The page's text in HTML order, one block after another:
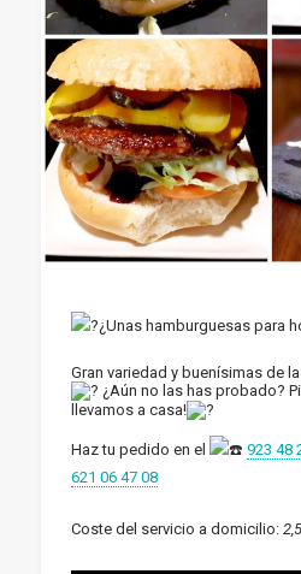
¿Unas hamburguesas para
Gran variedad y buenísimas de
¿Aún no las has probado?
llevamos a casa!
Haz tu pedido en el 923 48
621 06 47 08
Coste del servicio a domicilio: